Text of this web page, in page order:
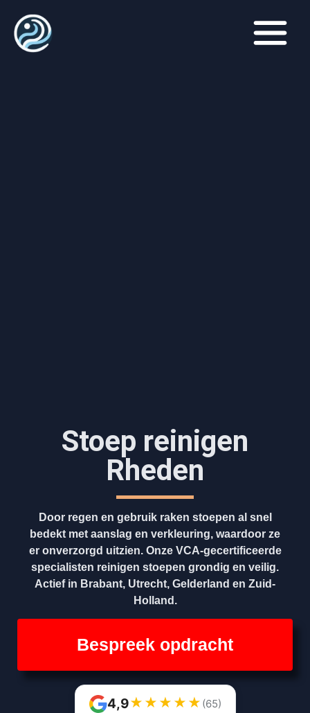
Stoep reinigen
Rheden
Door regen en gebruik raken stoepen al snel
bedekt met aanslag en verkleuring, waardoor ze
er onverzorgd uitzien. Onze VCA-gecertificeerde
specialisten reinigen stoepen grondig en veilig.
Actief in Brabant, Utrecht, Gelderland en Zuid-
Holland.
Bespreek opdracht
4,9★ ★ ★ ★ ★ (65)